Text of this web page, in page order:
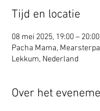
Tijd en locatie
08 mei 2025, 19:00 – 20:00
Pacha Mama,
Lekkum, Nederland
Over het